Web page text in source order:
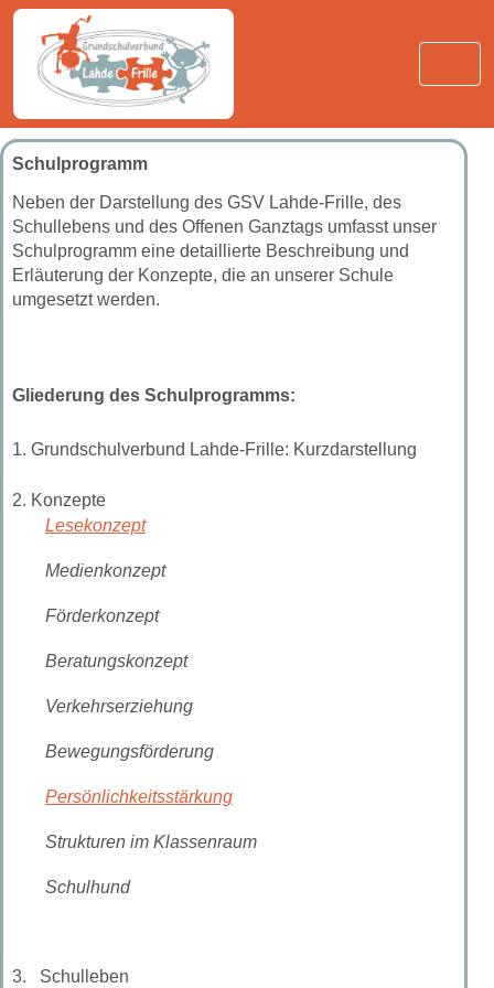
Schulprogramm
Neben der Darstellung des GSV Lahde-Frille, des
Schullebens und des Offenen Ganztags umfasst unser
Schulprogramm eine detaillierte Beschreibung und
Erläuterung der Konzepte, die an unserer Schule
umgesetzt werden.
Gliederung des Schulprogramms:
1. Grundschulverbund Lahde-Frille: Kurzdarstellung
2. Konzepte
Lesekonzept
Medienkonzept
Förderkonzept
Beratungskonzept
Verkehrserziehung
Bewegungsförderung
Persönlichkeitsstärkung
Strukturen im Klassenraum
Schulhund
3. Schulleben